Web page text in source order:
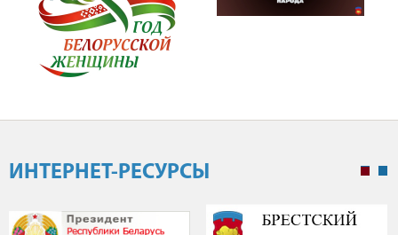
ИНТЕРНЕТ-РЕСУРСЫ